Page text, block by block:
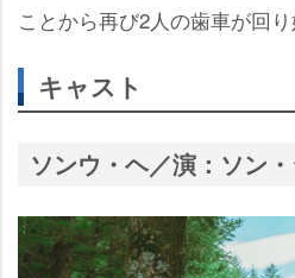
ことから再び2人の歯車が回り
キャスト
ソンウ・ヘ／演：ソン